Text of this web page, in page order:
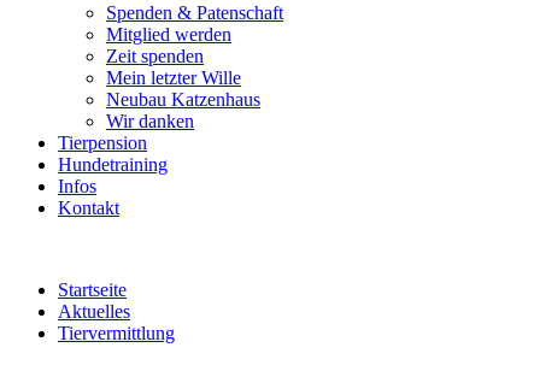
Spenden & Patenschaft
Mitglied werden
Zeit spenden
Mein letzter Wille
Neubau Katzenhaus
Wir danken
Tierpension
Hundetraining
Infos
Kontakt
Startseite
Aktuelles
Tiervermittlung